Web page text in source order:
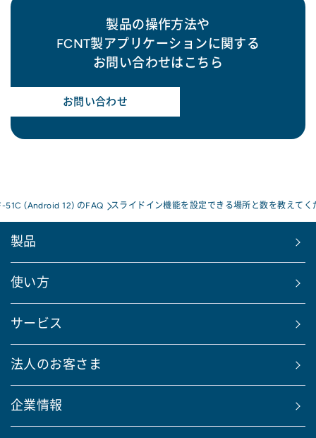
製品の操作方法や
FCNT製アプリケーションに関する
お問い合わせはこちら
お問い合わせ
51C (Android 12) のFAQ スライドイン機能を設定できる場所と数を教えてく
製品
使い方
サービス
法人のお客さま
企業情報